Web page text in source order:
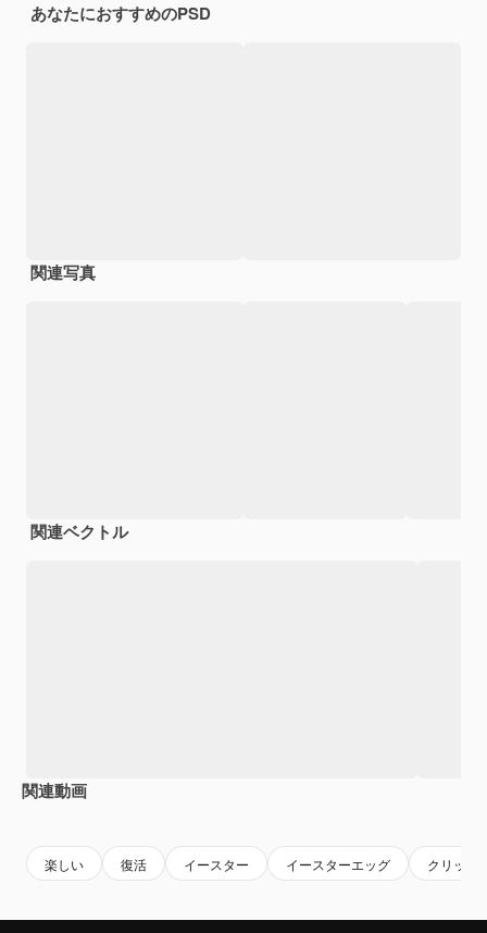
あなたにおすすめのPSD
関連写真
関連ベクトル
関連動画
楽しい 復活 イースター イースターエッグ クリッピ